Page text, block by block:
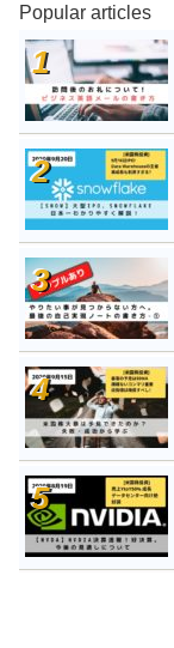
Popular articles